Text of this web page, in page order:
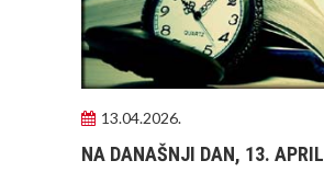
13.04.2026.
NA DANAŠNJI DAN, 13. APRIL